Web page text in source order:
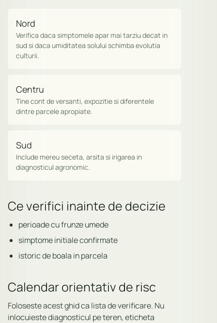
Nord
Verifica daca simptomele apar mai tarziu decat in
sud si daca umiditatea solului schimba evolutia
culturii.
Centru
Tine cont de versanti, expozitie si diferentele
dintre parcele apropiate.
Sud
Include mereu seceta, arsita si irigarea in
diagnosticul agronomic.
Ce verifici inainte de decizie
perioade cu frunze umede
simptome initiale confirmate
istoric de boala in parcela
Calendar orientativ de risc
Foloseste acest ghid ca lista de verificare. Nu
inlocuieste diagnosticul pe teren, eticheta